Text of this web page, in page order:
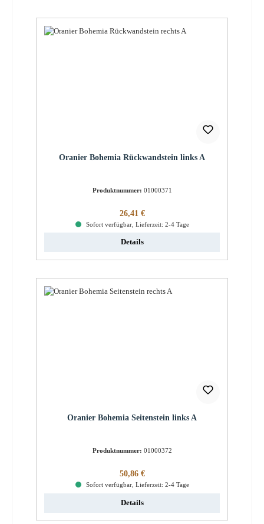
Oranier Bohemia Rückwandstein links A
Produktnummer: 01000371
Regulärer Preis:
26,41 €
Sofort verfügbar, Lieferzeit: 2-4 Tage
Details
Oranier Bohemia Seitenstein links A
Produktnummer: 01000372
Regulärer Preis:
50,86 €
Sofort verfügbar, Lieferzeit: 2-4 Tage
Details